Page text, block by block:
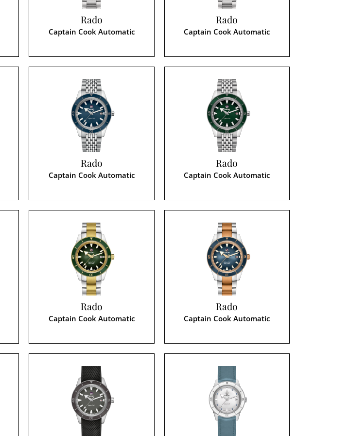
Rado
Captain Cook Automatic
Rado
Captain Cook Automatic
Rado
Captain Cook Automatic
Rado
Captain Cook Automatic
Rado
Captain Cook Automatic
Rado
Captain Cook Automatic